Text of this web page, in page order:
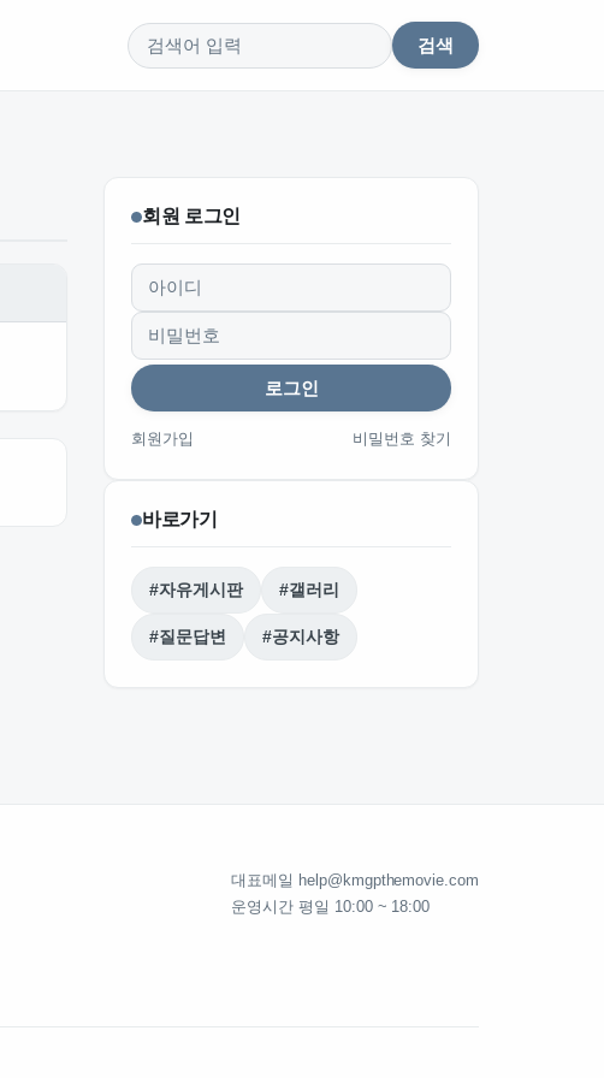
검색어
검색
회원 로그인
아이디
비밀번호
로그인
회원가입 비밀번호 찾기
바로가기
#자유게시판 #갤러리
#질문답변 #공지사항
대표메일 help@kmgpthemovie.com
운영시간 평일 10:00 ~ 18:00